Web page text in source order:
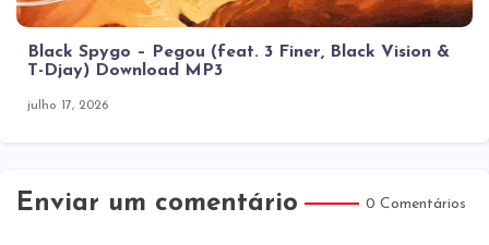
Black Spygo – Pegou (feat. 3 Finer, Black Vision &
T-Djay) Download MP3
julho 17, 2026
Enviar um comentário 0 Comentários